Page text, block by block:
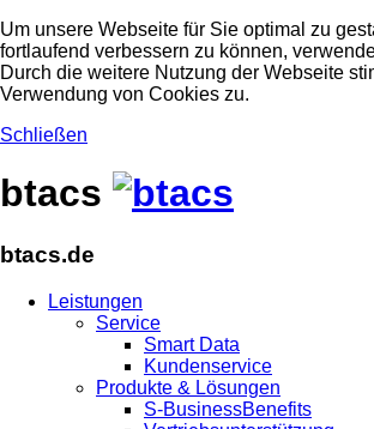
Um unsere Webseite für Sie optimal zu
fortlaufend verbessern zu können,
Durch die weitere Nutzung der Webseite
Verwendung von Cookies zu.
Schließen
btacs
btacs.de
Leistungen
Service
Smart Data
Kundenservice
Produkte & Lösungen
S-BusinessBenefits